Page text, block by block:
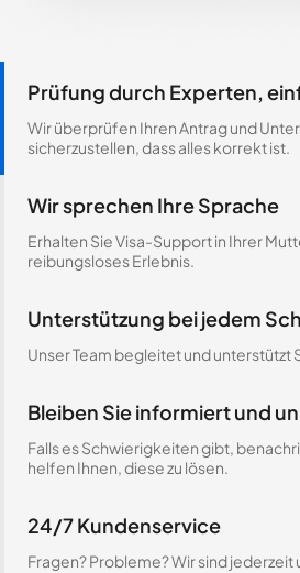
Prüfung durch Experten,
Wir überprüfen Ihren Antrag und
sicherzustellen, dass alles korrekt ist.
Wir sprechen Ihre Sprache
Erhalten Sie Visa-Support in Ihrer
reibungsloses Erlebnis.
Unterstützung bei jedem
Unser Team begleitet und unterstützt
Bleiben Sie informiert und
Falls es Schwierigkeiten gibt,
helfen Ihnen, diese zu lösen.
24/7 Kundenservice
Fragen? Probleme? Wir sind jederzeit